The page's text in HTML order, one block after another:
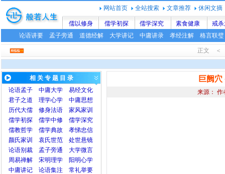
网站首页 全站搜索 文章推荐 休闲文摘
儒以修身 儒学初探 儒学深究 素食健康
戒
论语讲要
孟子旁通 道德经解 大学讲记 中庸讲录 孝经注解 格言联璧
正文
相 关 专 题 目 录
论语孟子 中庸大学
易经文化
君子之道
理学心学
中庸思想
历代大儒
修身法语
家风家训
儒学初探
儒学中修
儒学深究
儒教哲学
儒学典故
孝悌忠信
颜氏家训
袁氏世范
处世悬镜
论语别裁
孟子旁通
大学微言
周易禅解
宋明理学
阳明心学
中庸讲记
论语集注
常礼举要
巨阙穴
来源：